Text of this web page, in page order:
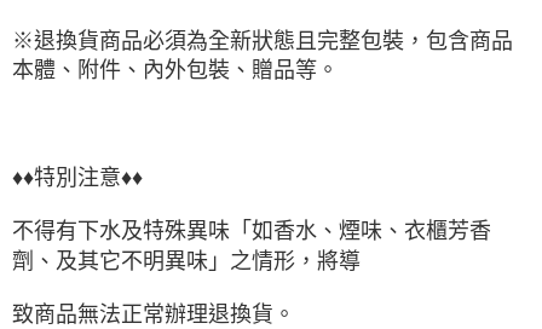
※退換貨商品必須為全新狀態且完整包裝，包含商品
本體、附件、內外包裝、贈品等。
♦♦特別注意♦♦
不得有下水及特殊異味「如香水、煙味、衣櫃芳香
劑、及其它不明異味」之情形，將導
致商品無法正常辦理退換貨。